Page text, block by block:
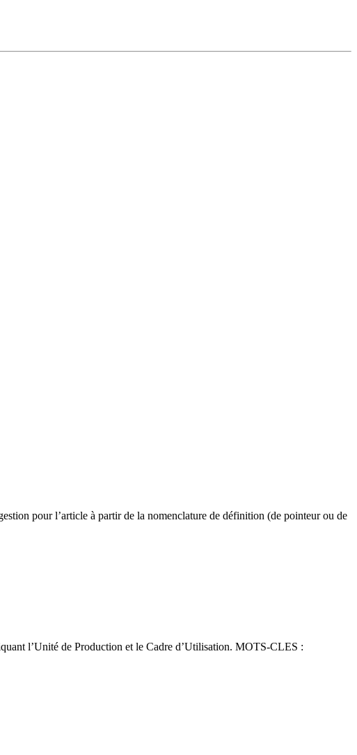
pour l’article à partir de la nomenclature de définition (de pointeur ou de
l’Unité de Production et le Cadre d’Utilisation. MOTS-CLES :